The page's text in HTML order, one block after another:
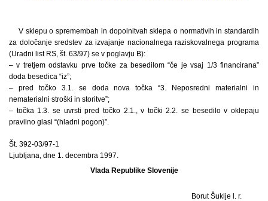
V sklepu o spremembah in dopolnitvah sklepa o normativih in standardih
za določanje sredstev za izvajanje nacionalnega raziskovalnega programa
(Uradni list RS, št. 63/97) se v poglavju B):
– v tretjem odstavku prve točke za besedilom “če je vsaj 1/3 financirana”
doda besedica “iz”;
– pred točko 3.1. se doda nova točka “3. Neposredni materialni in
nematerialni stroški in storitve”;
– točka 1.3. se uvrsti pred točko 2.1., v točki 2.2. se besedilo v oklepaju
pravilno glasi “(hladni pogon)”.
Št. 392-03/97-1
Ljubljana, dne 1. decembra 1997.
Vlada Republike Slovenije
Borut Šuklje l. r.